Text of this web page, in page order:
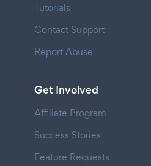
Tutorials
Contact Support
Report Abuse
Get Involved
Affiliate Program
Success Stories
Feature Requests